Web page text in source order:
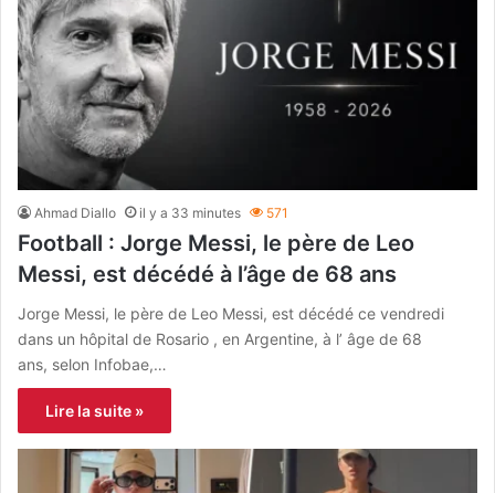
Ahmad Diallo il y a 33 minutes 571
Football : Jorge Messi, le père de Leo
Messi, est décédé à l’âge de 68 ans
Jorge Messi, le père de Leo Messi, est décédé ce vendredi
dans un hôpital de Rosario , en Argentine, à l’ âge de 68
ans, selon Infobae,…
Lire la suite »